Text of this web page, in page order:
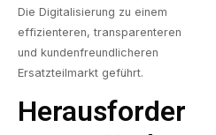
Die Digitalisierung zu einem
effizienteren, transparenteren
und kundenfreundlicheren
Ersatzteilmarkt geführt.
Herausforder